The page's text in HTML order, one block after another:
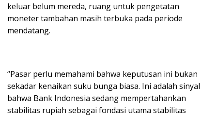
keluar belum mereda, ruang untuk pengetatan
moneter tambahan masih terbuka pada periode
mendatang.
“Pasar perlu memahami bahwa keputusan ini bukan
sekadar kenaikan suku bunga biasa. Ini adalah sinyal
bahwa Bank Indonesia sedang mempertahankan
stabilitas rupiah sebagai fondasi utama stabilitas